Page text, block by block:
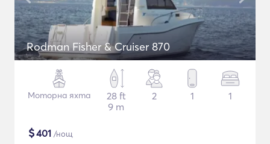
Rodman Fisher & Cruiser 870
Моторна яхта
28 ft
9 m
2 1 1
$401 /нощ